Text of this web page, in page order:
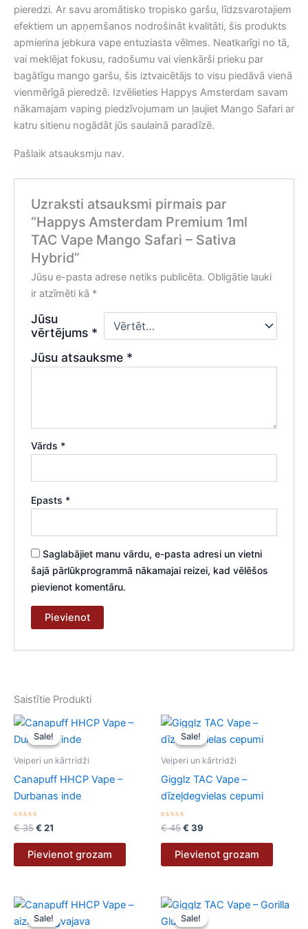
pieredzi. Ar savu aromātisko tropisko garšu, līdzsvarotajiem
efektiem un apņemšanos nodrošināt kvalitāti, šis produkts
apmierina jebkura vape entuziasta vēlmes. Neatkarīgi no tā,
vai meklējat fokusu, radošumu vai vienkārši prieku par
bagātīgu mango garšu, šis iztvaicētājs to visu piedāvā vienā
vienmērīgā pieredzē. Izvēlieties Happys Amsterdam savam
nākamajam vaping piedzīvojumam un ļaujiet Mango Safari ar
katru sitienu nogādāt jūs saulainā paradīzē.
Pašlaik atsauksmju nav.
Uzraksti atsauksmi pirmais par
“Happys Amsterdam Premium 1ml
TAC Vape Mango Safari – Sativa
Hybrid”
Jūsu e-pasta adrese netiks publicēta. Obligātie lauki
ir atzīmēti kā *
Jūsu
vērtējums *
Jūsu atsauksme *
Vārds *
Epasts *
Saglabājiet manu vārdu, e-pasta adresi un vietni
šajā pārlūkprogrammā nākamajai reizei, kad vēlēšos
pievienot komentāru.
Saistītie Produkti
Sale!
Sale!
Veiperi un kārtridži
Canapuff HHCP Vape –
Durbanas inde
Novērtēts
ar
0
€35
Original
price
was:
€ 21
Current
is:
Pievienot grozam
Sale!
Sale!
Veiperi un kārtridži
Gigglz TAC Vape –
dīzeļdegvielas cepumi
Novērtēts
ar
0
€45
Original
price
was:
€ 39
Current
is:
Pievienot grozam
Sale!
Sale!
Original
price
was:
Current
is:
Sale!
Sale!
Original
price
was:
Current
is: